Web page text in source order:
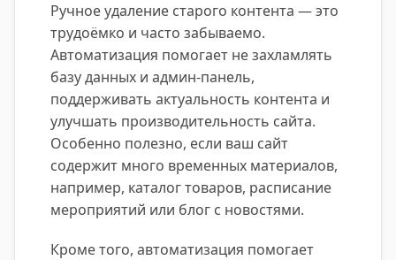
Ручное удаление старого контента — это
трудоёмко и часто забываемо.
Автоматизация помогает не захламлять
базу данных и админ-панель,
поддерживать актуальность контента и
улучшать производительность сайта.
Особенно полезно, если ваш сайт
содержит много временных материалов,
например, каталог товаров, расписание
мероприятий или блог с новостями.
Кроме того, автоматизация помогает